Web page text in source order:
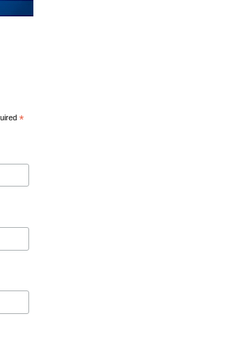
*
indicates required